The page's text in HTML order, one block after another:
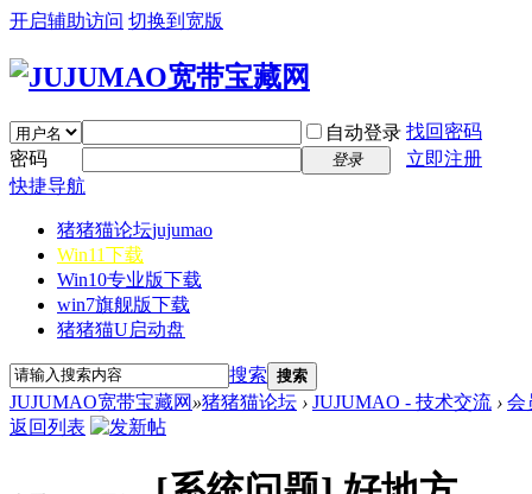
开启辅助访问 切换到宽版
自动登录 找回密码
密码
登录
立即注册
快捷导航
猪猪猫论坛jujumao
Win11下载
Win10专业版下载
win7旗舰版下载
猪猪猫U启动盘
搜索 搜索
JUJUMAO宽带宝藏网 »猪猪猫论坛 › JUJUMAO - 技术交流 › 会
返回列表